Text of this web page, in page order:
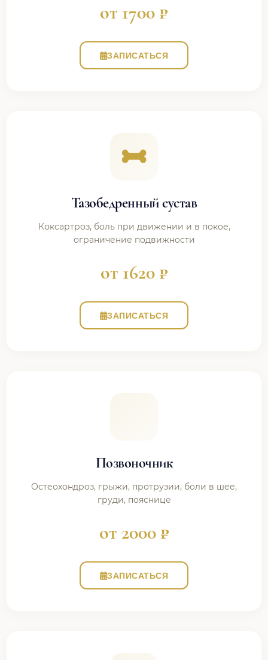
от 1700 ₽
ЗАПИСАТЬСЯ
Тазобедренный сустав
Коксартроз, боль при движении и в покое,
ограничение подвижности
от 1620 ₽
ЗАПИСАТЬСЯ
Позвоночник
Остеохондроз, грыжи, протрузии, боли в шее,
груди, пояснице
от 2000 ₽
ЗАПИСАТЬСЯ